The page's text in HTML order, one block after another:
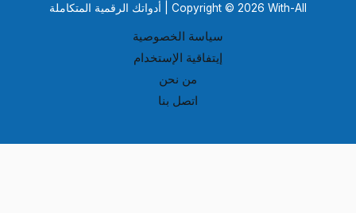
Copyright © 2026 With-All | أدواتك الرقمية المتكاملة
سياسة الخصوصية
إيتفاقية الإستخدام
من نحن
اتصل بنا